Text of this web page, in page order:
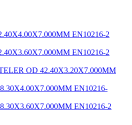
EN10216-2
EN10216-2
OD 42.40X3.20X7.000MM
EN10216-
EN10216-2